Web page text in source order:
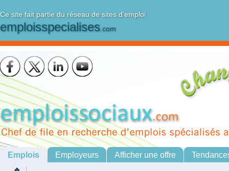
Ce site fait partie du réseau de sites d'emploi
emploisspecialises.com
Emplois Employeurs Afficher une offre